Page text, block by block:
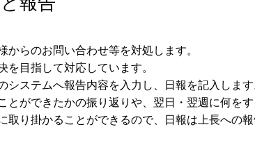
らのお問い合わせ等を対処します。
目指して対応しています。
システムへ報告内容を入力し、日報を記入しま
とができたかの振り返りや、翌日・翌週に何を
取り掛かることができるので、日報は上長への